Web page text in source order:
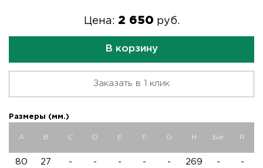
Цена: 2 650 руб.
В корзину
Заказать в 1 клик
Размеры (мм.)
A B C D E F G H bar R
80 27 - - - - - 269 - -